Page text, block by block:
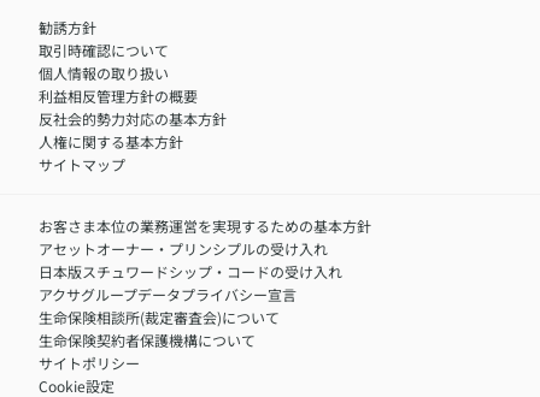
​お客さまを金融犯罪からお守りするために
アクサグループについて
職）
中途採用：フィナンシャルプラン・アドバイザー（営業職）
障害者採用
勧誘方針
取引時確認について
個人情報の取り扱い
利益相反管理方針の概要
反社会的勢力対応の基本方針
人権に関する基本方針
サイトマップ
お客さま本位の業務運営を実現するための基本方針
アセットオーナー・プリンシプルの受け入れ
日本版スチュワードシップ・コードの受け入れ
アクサグループデータプライバシー宣言
生命保険相談所(裁定審査会)について
生命保険契約者保護機構について
サイトポリシー
Cookie設定